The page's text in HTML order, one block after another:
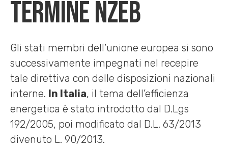
termine nZEB
Gli stati membri dell’unione europea si sono
successivamente impegnati nel recepire
tale direttiva con delle disposizioni nazionali
interne. In Italia, il tema dell’efficienza
energetica è stato introdotto dal D.Lgs
192/2005, poi modificato dal D.L. 63/2013
divenuto L. 90/2013.